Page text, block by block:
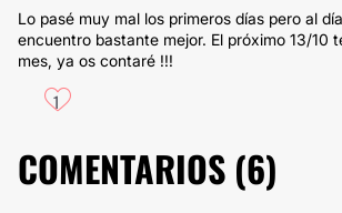
Lo pasé muy mal los primeros días pero al
encuentro bastante mejor. El próximo 13/10
mes, ya os contaré !!!
1
COMENTARIOS (6)